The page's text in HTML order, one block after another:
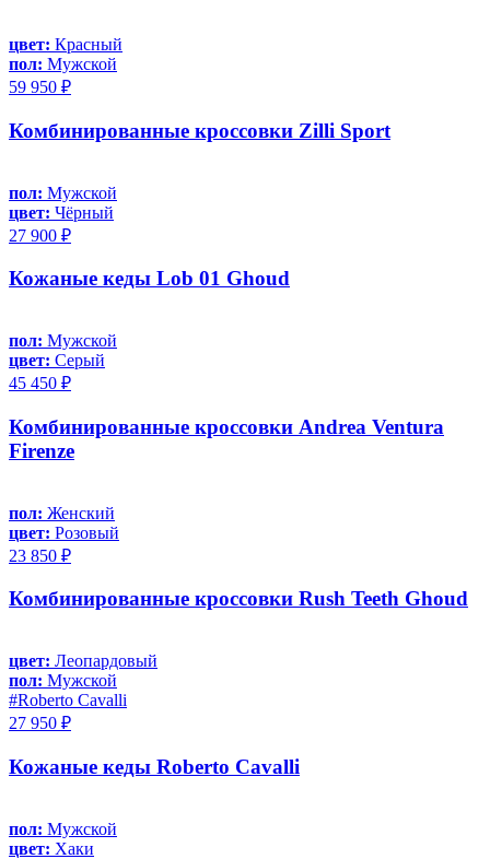
цвет: Красный
пол: Мужской
59 950 ₽
Комбинированные кроссовки Zilli Sport
пол: Мужской
цвет: Чёрный
27 900 ₽
Кожаные кеды Lob 01 Ghoud
пол: Мужской
цвет: Серый
45 450 ₽
Комбинированные кроссовки Andrea Ventura
Firenze
пол: Женский
цвет: Розовый
23 850 ₽
Комбинированные кроссовки Rush Teeth Ghoud
цвет: Леопардовый
пол: Мужской
#Roberto Cavalli
27 950 ₽
Кожаные кеды Roberto Cavalli
пол: Мужской
цвет: Хаки